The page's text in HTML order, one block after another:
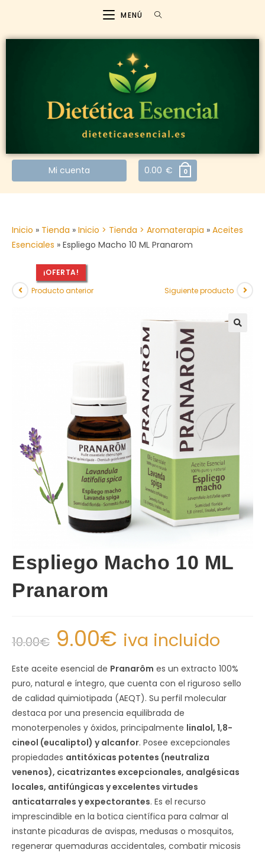
MENÚ
Mi cuenta 0.00 € 0
Inicio » Tienda » Inicio > Tienda > Aromaterapia » Aceites
Esenciales » Espliego Macho 10 ML Pranarom
¡OFERTA!
Producto anterior
Siguiente producto
Espliego Macho 10 ML
Pranarom
10.00€ 9.00€ iva incluido
Este aceite esencial de Pranarôm es un extracto 100%
puro, natural e íntegro, que cuenta con el riguroso sello
de calidad quimiotipada (AEQT). Su perfil molecular
destaca por una presencia equilibrada de
monoterpenoles y óxidos, principalmente linalol, 1,8-
cineol (eucaliptol) y alcanfor. Posee excepcionales
propiedades antitóxicas potentes (neutraliza
venenos), cicatrizantes excepcionales, analgésicas
locales, antifúngicas y excelentes virtudes
anticatarrales y expectorantes. Es el recurso
imprescindible en la botica científica para calmar al
instante picaduras de avispas, medusas o mosquitos,
regenerar quemaduras accidentales, combatir micosis